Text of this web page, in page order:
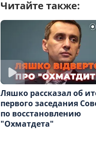
Читайте также:
Ляшко рассказал об
первого заседания
по восстановлению
"Охматдета"